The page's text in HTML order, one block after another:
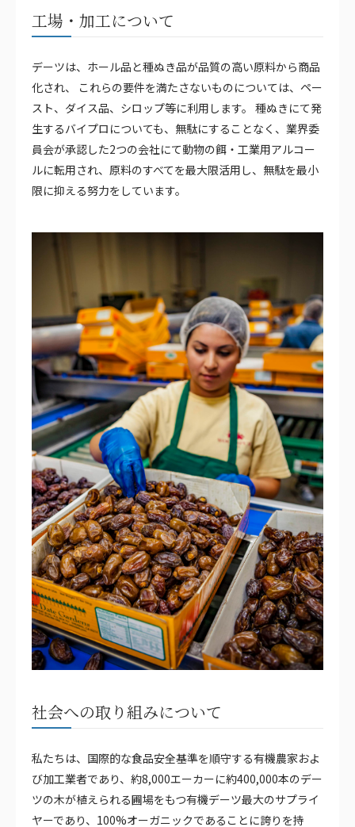
工場・加工について
デーツは、ホール品と種ぬき品が品質の高い原料から商品
化され、 これらの要件を満たさないものについては、ペー
スト、ダイス品、シロップ等に利用します。 種ぬきにて発
生するバイプロについても、無駄にすることなく、業界委
員会が承認した2つの会社にて動物の餌・工業用アルコー
ルに転用され、原料のすべてを最大限活用し、無駄を最小
限に抑える努力をしています。
社会への取り組みについて
私たちは、国際的な食品安全基準を順守する有機農家およ
び加工業者であり、約8,000エーカーに約400,000本のデー
ツの木が植えられる圃場をもつ有機デーツ最大のサプライ
ヤーであり、100%オーガニックであることに誇りを持